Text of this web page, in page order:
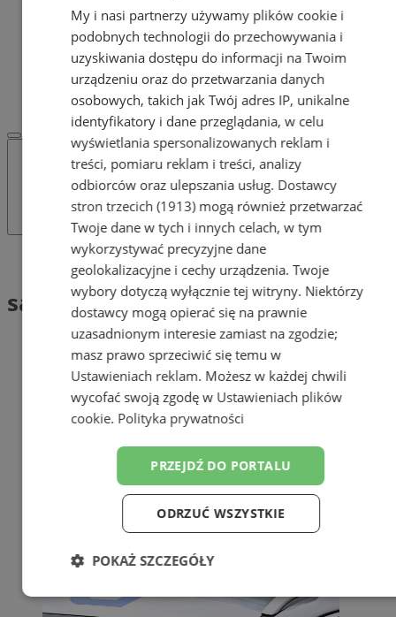
Protocol IT
Pracuj.pl - praca w Zabrzu
Praca Zabrze
REKLAMA
WSPÓŁPRACA
Tag: samobójstwo
samobójstwo (1)
My i nasi partnerzy używamy plików cookie i
podobnych technologii do przechowywania i
uzyskiwania dostępu do informacji na Twoim
urządzeniu oraz do przetwarzania danych
osobowych, takich jak Twój adres IP, unikalne
identyfikatory i dane przeglądania, w celu
wyświetlania spersonalizowanych reklam i
treści, pomiaru reklam i treści, analizy
odbiorców oraz ulepszania usług. Dostawcy
stron trzecich (1913)mogą również przetwarzać
Twoje dane w tych i innych celach, w tym
wykorzystywać precyzyjne dane
geolokalizacyjne i cechy urządzenia. Twoje
wybory dotyczą wyłącznie tej witryny. Niektórzy
dostawcy mogą opierać się na prawnie
uzasadnionym interesie zamiast na zgodzie;
masz prawo sprzeciwić się temu w
Ustawieniach reklam. Możesz w każdej chwili
wycofać swoją zgodę w Ustawieniach plików
cookie. Polityka prywatności
PRZEJDŹ DO PORTALU
ODRZUĆ WSZYSTKIE
POKAŻ SZCZEGÓŁY
Niezbędne Wydajność Targetowanie